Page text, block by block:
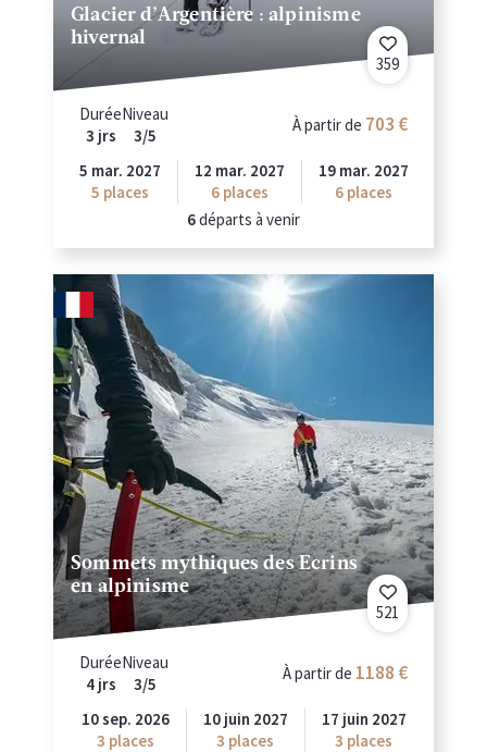
Glacier d’Argentière : alpinisme
hivernal
359
Durée
3 jrs
Niveau
3/5
À partir de 703
5 mar. 2027
5 places
12 mar. 2027
6places
19 mar. 2027
6places
6départs à venir
Sommets mythiques des Ecrins
en alpinisme
521
Durée
4 jrs
Niveau
3/5
À partir de 1188
10 sep. 2026
3 places
10 juin 2027
3 places
17 juin 2027
3 places